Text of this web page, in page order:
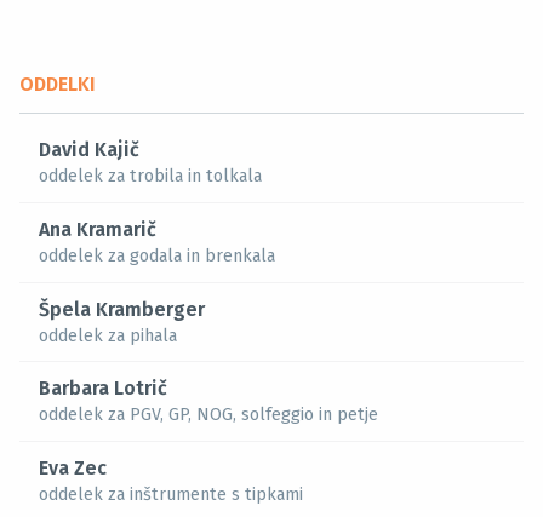
ODDELKI
David Kajič
oddelek za trobila in tolkala
Ana Kramarič
oddelek za godala in brenkala
Špela Kramberger
oddelek za pihala
Barbara Lotrič
oddelek za PGV, GP, NOG, solfeggio in petje
Eva Zec
oddelek za inštrumente s tipkami